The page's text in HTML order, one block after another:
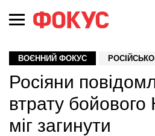
ВОЄННИЙ ФОКУС
Росіяни
втрату бойового
міг загинути